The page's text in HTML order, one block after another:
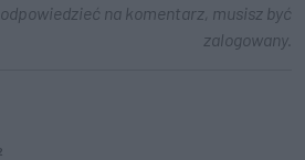
na komentarz, musisz być
zalogowany.